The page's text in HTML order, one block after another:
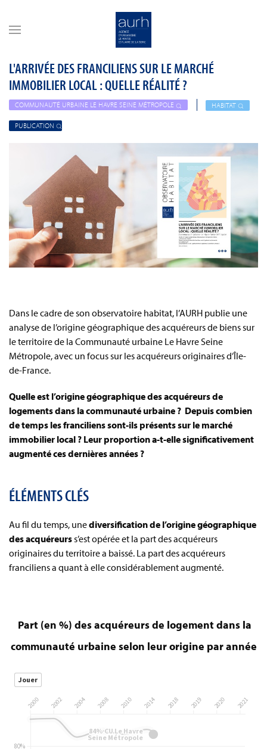
L'ARRIVÉE DES FRANCILIENS SUR LE MARCHÉ
IMMOBILIER LOCAL : QUELLE RÉALITÉ ?
COMMUNAUTÉ URBAINE LE HAVRE SEINE MÉTROPOLE HABITAT
PUBLICATION
Dans le cadre de son observatoire habitat, l’AURH publie une
analyse de l’origine géographique des acquéreurs de biens sur
le territoire de la Communauté urbaine Le Havre Seine
Métropole, avec un focus sur les acquéreurs originaires d’Île-
de-France.
Quelle est l’origine géographique des acquéreurs de
logements dans la communauté urbaine ? Depuis combien
de temps les franciliens sont-ils présents sur le marché
immobilier local ? Leur proportion a-t-elle significativement
augmenté ces dernières années ?
ÉLÉMENTS CLÉS
Au fil du temps, unediversification de l’origine géographique
des acquéreurss’est opérée et la part des acquéreurs
originaires du territoire a baissé. La part des acquéreurs
franciliens a quant à elle considérablement augmenté.
Part (en %) des acquéreurs de logement dans la
communauté urbaine selon leur origine par année